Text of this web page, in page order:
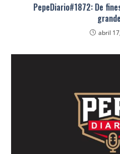
PepeDiario#1872: De
abril